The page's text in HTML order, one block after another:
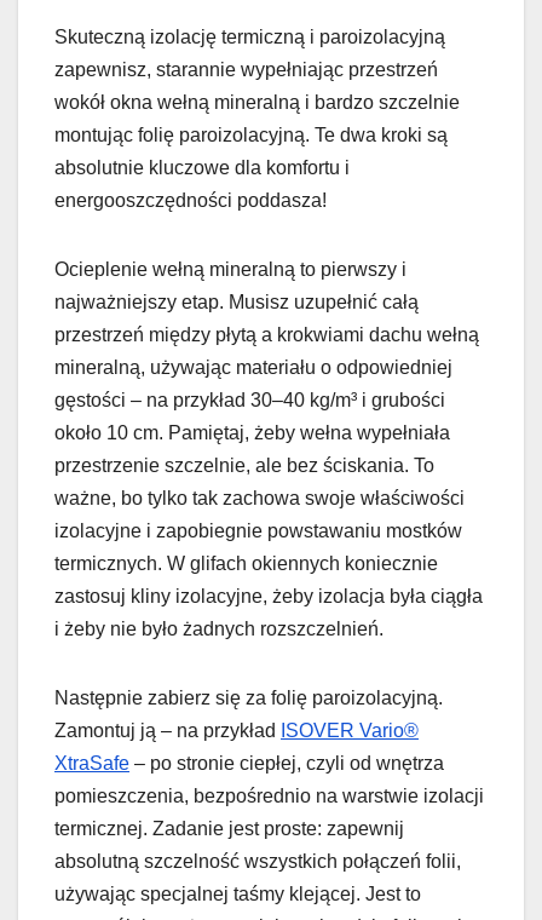
Skuteczną izolację termiczną i paroizolacyjną
zapewnisz, starannie wypełniając przestrzeń
wokół okna wełną mineralną i bardzo szczelnie
montując folię paroizolacyjną. Te dwa kroki są
absolutnie kluczowe dla komfortu i
energooszczędności poddasza!
Ocieplenie wełną mineralną to pierwszy i
najważniejszy etap. Musisz uzupełnić całą
przestrzeń między płytą a krokwiami dachu wełną
mineralną, używając materiału o odpowiedniej
gęstości – na przykład 30–40 kg/m³ i grubości
około 10 cm. Pamiętaj, żeby wełna wypełniała
przestrzenie szczelnie, ale bez ściskania. To
ważne, bo tylko tak zachowa swoje właściwości
izolacyjne i zapobiegnie powstawaniu mostków
termicznych. W glifach okiennych koniecznie
zastosuj kliny izolacyjne, żeby izolacja była ciągła
i żeby nie było żadnych rozszczelnień.
Następnie zabierz się za folię paroizolacyjną.
Zamontuj ją – na przykład
ISOVER Vario®
XtraSafe – po stronie ciepłej, czyli od wnętrza
pomieszczenia, bezpośrednio na warstwie izolacji
termicznej. Zadanie jest proste: zapewnij
absolutną szczelność wszystkich połączeń folii,
używając specjalnej taśmy klejącej. Jest to